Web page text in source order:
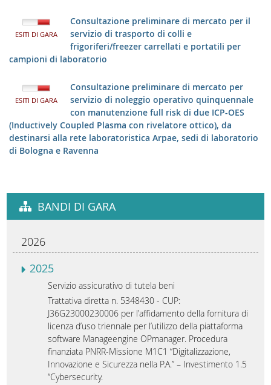
ESITI DI GARA
Consultazione preliminare di mercato per il
servizio di trasporto di colli e
frigoriferi/freezer carrellati e portatili per
campioni di laboratorio
ESITI DI GARA
Consultazione preliminare di mercato per
servizio di noleggio operativo quinquennale
con manutenzione full risk di due ICP-OES
(Inductively Coupled Plasma con rivelatore ottico), da
destinarsi alla rete laboratoristica Arpae, sedi di laboratorio
di Bologna e Ravenna
BANDI DI GARA
2026
2025
Servizio assicurativo di tutela beni
Trattativa diretta n. 5348430 - CUP:
J36G23000230006 per l'affidamento della fornitura di
licenza d’uso triennale per l’utilizzo della piattaforma
software Manageengine OPmanager. Procedura
finanziata PNRR-Missione M1C1 “Digitalizzazione,
Innovazione e Sicurezza nella P.A.” – Investimento 1.5
“Cybersecurity.